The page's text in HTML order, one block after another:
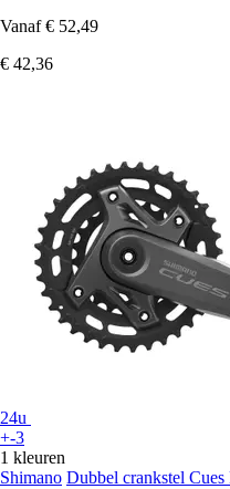
Vanaf € 52,49
€ 42,36
24u
+-3
1 kleuren
Shimano Dubbel crankstel